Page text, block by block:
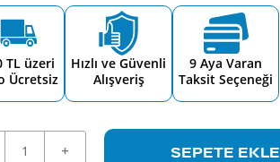
TL üzeri
Ücretsiz
Hızlı ve Güvenli
Alışveriş
9 Aya Varan
Taksit Seçeneği
SEPETE EKLE